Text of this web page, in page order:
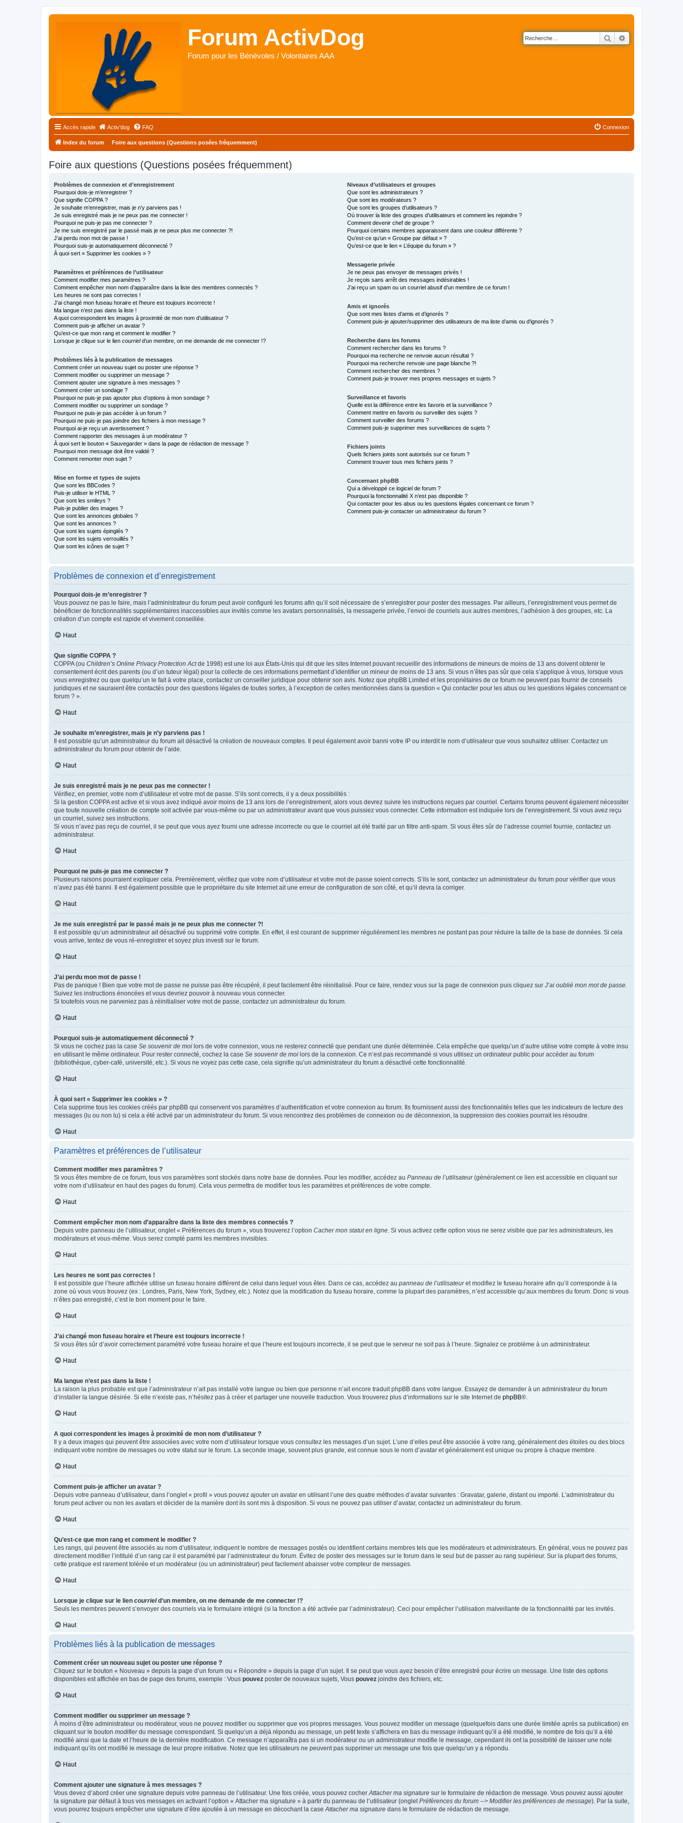
Forum ActivDog
Forum pour les Bénévoles / Volontaires AAA
Rechercher
Accès rapide Activ'dog FAQ Connexion
Index du forum Foire aux questions (Questions posées fréquemment)
Foire aux questions (Questions posées fréquemment)
Problèmes de connexion et d’enregistrement
Pourquoi dois-je m’enregistrer ?
Que signifie COPPA ?
Je souhaite m’enregistrer, mais je n’y parviens pas !
Je suis enregistré mais je ne peux pas me connecter !
Pourquoi ne puis-je pas me connecter ?
Je me suis enregistré par le passé mais je ne peux plus me connecter ?!
J’ai perdu mon mot de passe !
Pourquoi suis-je automatiquement déconnecté ?
À quoi sert « Supprimer les cookies » ?
Paramètres et préférences de l’utilisateur
Comment modifier mes paramètres ?
Comment empêcher mon nom d’apparaître dans la liste des membres connectés ?
Les heures ne sont pas correctes !
J’ai changé mon fuseau horaire et l’heure est toujours incorrecte !
Ma langue n’est pas dans la liste !
A quoi correspondent les images à proximité de mon nom d’utilisateur ?
Comment puis-je afficher un avatar ?
Qu’est-ce que mon rang et comment le modifier ?
Lorsque je clique sur le lien courrield’un membre, on me demande de me connecter !?
Problèmes liés à la publication de messages
Comment créer un nouveau sujet ou poster une réponse ?
Comment modifier ou supprimer un message ?
Comment ajouter une signature à mes messages ?
Comment créer un sondage ?
Pourquoi ne puis-je pas ajouter plus d’options à mon sondage ?
Comment modifier ou supprimer un sondage ?
Pourquoi ne puis-je pas accéder à un forum ?
Pourquoi ne puis-je pas joindre des fichiers à mon message ?
Pourquoi ai-je reçu un avertissement ?
Comment rapporter des messages à un modérateur ?
À quoi sert le bouton « Sauvegarder » dans la page de rédaction de message ?
Pourquoi mon message doit être validé ?
Comment remonter mon sujet ?
Mise en forme et types de sujets
Que sont les BBCodes ?
Puis-je utiliser le HTML ?
Que sont les smileys ?
Puis-je publier des images ?
Que sont les annonces globales ?
Que sont les annonces ?
Que sont les sujets épinglés ?
Que sont les sujets verrouillés ?
Que sont les icônes de sujet ?
Niveaux d’utilisateurs et groupes
Que sont les administrateurs ?
Que sont les modérateurs ?
Que sont les groupes d’utilisateurs ?
Où trouver la liste des groupes d’utilisateurs et comment les rejoindre ?
Comment devenir chef de groupe ?
Pourquoi certains membres apparaissent dans une couleur différente ?
Qu’est-ce qu’un « Groupe par défaut » ?
Qu’est-ce que le lien « L’équipe du forum » ?
Messagerie privée
Je ne peux pas envoyer de messages privés !
Je reçois sans arrêt des messages indésirables !
J’ai reçu un spam ou un courriel abusif d’un membre de ce forum !
Amis et ignorés
Que sont mes listes d’amis et d’ignorés ?
Comment puis-je ajouter/supprimer des utilisateurs de ma liste d’amis ou d’ignorés ?
Recherche dans les forums
Comment rechercher dans les forums ?
Pourquoi ma recherche ne renvoie aucun résultat ?
Pourquoi ma recherche renvoie une page blanche ?!
Comment rechercher des membres ?
Comment puis-je trouver mes propres messages et sujets ?
Surveillance et favoris
Quelle est la différence entre les favoris et la surveillance ?
Comment mettre en favoris ou surveiller des sujets ?
Comment surveiller des forums ?
Comment puis-je supprimer mes surveillances de sujets ?
Fichiers joints
Quels fichiers joints sont autorisés sur ce forum ?
Comment trouver tous mes fichiers joints ?
Concernant phpBB
Qui a développé ce logiciel de forum ?
Pourquoi la fonctionnalité X n’est pas disponible ?
Qui contacter pour les abus ou les questions légales concernant ce forum ?
Comment puis-je contacter un administrateur du forum ?
Problèmes de connexion et d’enregistrement
Pourquoi dois-je m’enregistrer ?
Vous pouvez ne pas le faire, mais l’administrateur du forum peut avoir configuré les forums afin qu’il soit nécessaire de s’enregistrer pour poster des messages. Par ailleurs, l’enregistrement vous permet de
bénéficier de fonctionnalités supplémentaires inaccessibles aux invités comme les avatars personnalisés, la messagerie privée, l’envoi de courriels aux autres membres, l’adhésion à des groupes, etc. La
création d’un compte est rapide et vivement conseillée.
Haut
Que signifie COPPA ?
COPPA (ou Children’s Online Privacy Protection Actde 1998) est une loi aux États-Unis qui dit que les sites Internet pouvant recueillir des informations de mineurs de moins de 13 ans doivent obtenir le
consentement écrit des parents (ou d’un tuteur légal) pour la collecte de ces informations permettant d’identifier un mineur de moins de 13 ans. Si vous n’êtes pas sûr que cela s’applique à vous, lorsque vous
vous enregistrez ou que quelqu’un le fait à votre place, contactez un conseiller juridique pour obtenir son avis. Notez que phpBB Limited et les propriétaires de ce forum ne peuvent pas fournir de conseils
juridiques et ne sauraient être contactés pour des questions légales de toutes sortes, à l’exception de celles mentionnées dans la question « Qui contacter pour les abus ou les questions légales concernant ce
forum ? ».
Haut
Je souhaite m’enregistrer, mais je n’y parviens pas !
Il est possible qu’un administrateur du forum ait désactivé la création de nouveaux comptes. Il peut également avoir banni votre IP ou interdit le nom d’utilisateur que vous souhaitez utiliser. Contactez un
administrateur du forum pour obtenir de l’aide.
Haut
Je suis enregistré mais je ne peux pas me connecter !
Vérifiez, en premier, votre nom d’utilisateur et votre mot de passe. S’ils sont corrects, il y a deux possibilités :
Si la gestion COPPA est active et si vous avez indiqué avoir moins de 13 ans lors de l’enregistrement, alors vous devrez suivre les instructions reçues par courriel. Certains forums peuvent également nécessiter
que toute nouvelle création de compte soit activée par vous-même ou par un administrateur avant que vous puissiez vous connecter. Cette information est indiquée lors de l’enregistrement. Si vous avez reçu
un courriel, suivez ses instructions.
Si vous n’avez pas reçu de courriel, il se peut que vous ayez fourni une adresse incorrecte ou que le courriel ait été traité par un filtre anti-spam. Si vous êtes sûr de l’adresse courriel fournie, contactez un
administrateur.
Haut
Pourquoi ne puis-je pas me connecter ?
Plusieurs raisons pourraient expliquer cela. Premièrement, vérifiez que votre nom d’utilisateur et votre mot de passe soient corrects. S’ils le sont, contactez un administrateur du forum pour vérifier que vous
n’avez pas été banni. Il est également possible que le propriétaire du site Internet ait une erreur de configuration de son côté, et qu’il devra la corriger.
Haut
Je me suis enregistré par le passé mais je ne peux plus me connecter ?!
Il est possible qu’un administrateur ait désactivé ou supprimé votre compte. En effet, il est courant de supprimer régulièrement les membres ne postant pas pour réduire la taille de la base de données. Si cela
vous arrive, tentez de vous ré-enregistrer et soyez plus investi sur le forum.
Haut
J’ai perdu mon mot de passe !
Pas de panique ! Bien que votre mot de passe ne puisse pas être récupéré, il peut facilement être réinitialisé. Pour ce faire, rendez vous sur la page de connexion puis cliquez sur J’ai oublié mon mot de passe.
Suivez les instructions énoncées et vous devriez pouvoir à nouveau vous connecter.
Si toutefois vous ne parveniez pas à réinitialiser votre mot de passe, contactez un administrateur du forum.
Haut
Pourquoi suis-je automatiquement déconnecté ?
Si vous ne cochez pas la case Se souvenir de moi lors de votre connexion, vous ne resterez connecté que pendant une durée déterminée. Cela empêche que quelqu’un d’autre utilise votre compte à votre insu
en utilisant le même ordinateur. Pour rester connecté, cochez la case Se souvenir de moi lors de la connexion. Ce n’est pas recommandé si vous utilisez un ordinateur public pour accéder au forum
(bibliothèque, cyber-café, université, etc.). Si vous ne voyez pas cette case, cela signifie qu’un administrateur du forum a désactivé cette fonctionnalité.
Haut
À quoi sert « Supprimer les cookies » ?
Cela supprime tous les cookies créés par phpBB qui conservent vos paramètres d’authentification et votre connexion au forum. Ils fournissent aussi des fonctionnalités telles que les indicateurs de lecture des
messages (lu ou non lu) si cela a été activé par un administrateur du forum. Si vous rencontrez des problèmes de connexion ou de déconnexion, la suppression des cookies pourrait les résoudre.
Haut
Paramètres et préférences de l’utilisateur
Comment modifier mes paramètres ?
Si vous êtes membre de ce forum, tous vos paramètres sont stockés dans notre base de données. Pour les modifier, accédez au Panneau de l’utilisateur(généralement ce lien est accessible en cliquant sur
votre nom d’utilisateur en haut des pages du forum). Cela vous permettra de modifier tous les paramètres et préférences de votre compte.
Haut
Comment empêcher mon nom d’apparaître dans la liste des membres connectés ?
Depuis votre panneau de l’utilisateur, onglet « Préférences du forum », vous trouverez l’option Cacher mon statut en ligne. Si vous activez cette option vous ne serez visible que par les administrateurs, les
modérateurs et vous-même. Vous serez compté parmi les membres invisibles.
Haut
Les heures ne sont pas correctes !
Il est possible que l’heure affichée utilise un fuseau horaire différent de celui dans lequel vous êtes. Dans ce cas, accédez au panneau de l’utilisateuret modifiez le fuseau horaire afin qu’il corresponde à la
zone où vous vous trouvez (ex : Londres, Paris, New York, Sydney, etc.). Notez que la modification du fuseau horaire, comme la plupart des paramètres, n’est accessible qu’aux membres du forum. Donc si vous
n’êtes pas enregistré, c’est le bon moment pour le faire.
Haut
J’ai changé mon fuseau horaire et l’heure est toujours incorrecte !
Si vous êtes sûr d’avoir correctement paramétré votre fuseau horaire et que l’heure est toujours incorrecte, il se peut que le serveur ne soit pas à l’heure. Signalez ce problème à un administrateur.
Haut
Ma langue n’est pas dans la liste !
La raison la plus probable est que l’administrateur n’ait pas installé votre langue ou bien que personne n’ait encore traduit phpBB dans votre langue. Essayez de demander à un administrateur du forum
d’installer la langue désirée. Si elle n’existe pas, n’hésitez pas à créer et partager une nouvelle traduction. Vous trouverez plus d’informations sur le site Internet de phpBB®.
Haut
A quoi correspondent les images à proximité de mon nom d’utilisateur ?
Il y a deux images qui peuvent être associées avec votre nom d’utilisateur lorsque vous consultez les messages d’un sujet. L’une d’elles peut être associée à votre rang, généralement des étoiles ou des blocs
indiquant votre nombre de messages ou votre statut sur le forum. La seconde image, souvent plus grande, est connue sous le nom d’avatar et généralement est unique ou propre à chaque membre.
Haut
Comment puis-je afficher un avatar ?
Depuis votre panneau d’utilisateur, dans l’onglet « profil » vous pouvez ajouter un avatar en utilisant l’une des quatre méthodes d’avatar suivantes : Gravatar, galerie, distant ou importé. L’administrateur du
forum peut activer ou non les avatars et décider de la manière dont ils sont mis à disposition. Si vous ne pouvez pas utiliser d’avatar, contactez un administrateur du forum.
Haut
Qu’est-ce que mon rang et comment le modifier ?
Les rangs, qui peuvent être associés au nom d’utilisateur, indiquent le nombre de messages postés ou identifient certains membres tels que les modérateurs et administrateurs. En général, vous ne pouvez pas
directement modifier l’intitulé d’un rang car il est paramétré par l’administrateur du forum. Évitez de poster des messages sur le forum dans le seul but de passer au rang supérieur. Sur la plupart des forums,
cette pratique est rarement tolérée et un modérateur (ou un administrateur) peut facilement abaisser votre compteur de messages.
Haut
Lorsque je clique sur le lien courrield’un membre, on me demande de me connecter !?
Seuls les membres peuvent s’envoyer des courriels via le formulaire intégré (si la fonction a été activée par l’administrateur). Ceci pour empêcher l’utilisation malveillante de la fonctionnalité par les invités.
Haut
Problèmes liés à la publication de messages
Comment créer un nouveau sujet ou poster une réponse ?
Cliquez sur le bouton « Nouveau » depuis la page d’un forum ou « Répondre » depuis la page d’un sujet. Il se peut que vous ayez besoin d’être enregistré pour écrire un message. Une liste des options
disponibles est affichée en bas de page des forums, exemple : Vous pouvez poster de nouveaux sujets, Vous pouvez joindre des fichiers, etc.
Haut
Comment modifier ou supprimer un message ?
À moins d’être administrateur ou modérateur, vous ne pouvez modifier ou supprimer que vos propres messages. Vous pouvez modifier un message (quelquefois dans une durée limitée après sa publication) en
cliquant sur le bouton modifierdu message correspondant. Si quelqu’un a déjà répondu au message, un petit texte s’affichera en bas du message indiquant qu’il a été modifié, le nombre de fois qu’il a été
modifié ainsi que la date et l’heure de la dernière modification. Ce message n’apparaîtra pas si un modérateur ou un administrateur modifie le message, cependant ils ont la possibilité de laisser une note
indiquant qu’ils ont modifié le message de leur propre initiative. Notez que les utilisateurs ne peuvent pas supprimer un message une fois que quelqu’un y a répondu.
Haut
Comment ajouter une signature à mes messages ?
Vous devez d’abord créer une signature depuis votre panneau de l’utilisateur. Une fois créée, vous pouvez cocherAttacher ma signature sur le formulaire de rédaction de message. Vous pouvez aussi ajouter
la signature par défaut à tous vos messages en activant l’option « Attacher ma signature » à partir du panneau de l’utilisateur (ongletPréférences du forum --> Modifier les préférences de message). Par la suite,
vous pourrez toujours empêcher une signature d’être ajoutée à un message en décochant la caseAttacher ma signature dans le formulaire de rédaction de message.